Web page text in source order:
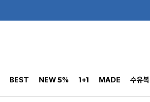
BEST NEW 5% 1+1 MADE 수유복